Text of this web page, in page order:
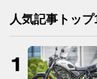
人気記事トップ